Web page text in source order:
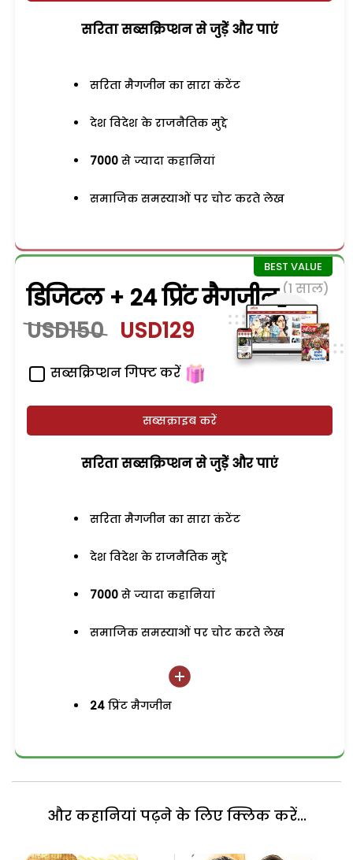
सरिता सब्सक्रिप्शन से जुड़ेें और पाएं
सरिता मैगजीन का सारा कंटेंट
देश विदेश के राजनैतिक मुद्दे
7000 से ज्यादा कहानियां
समाजिक समस्याओं पर चोट करते लेख
डिजिटल + 24 प्रिंट मैगजीन (1 साल)
USD150 USD129
सब्सक्रिप्शन गिफ्ट करें
सब्सक्राइब करें
सरिता सब्सक्रिप्शन से जुड़ेें और पाएं
सरिता मैगजीन का सारा कंटेंट
देश विदेश के राजनैतिक मुद्दे
7000 से ज्यादा कहानियां
समाजिक समस्याओं पर चोट करते लेख
24 प्रिंट मैगजीन
और कहानियां पढ़ने के लिए क्लिक करें...